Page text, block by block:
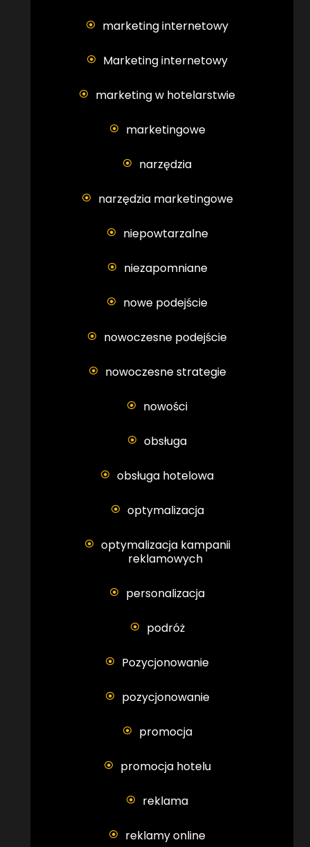
marketing internetowy
Marketing internetowy
marketing w hotelarstwie
marketingowe
narzędzia
narzędzia marketingowe
niepowtarzalne
niezapomniane
nowe podejście
nowoczesne podejście
nowoczesne strategie
nowości
obsługa
obsługa hotelowa
optymalizacja
optymalizacja kampanii
reklamowych
personalizacja
podróż
Pozycjonowanie
pozycjonowanie
promocja
promocja hotelu
reklama
reklamy online